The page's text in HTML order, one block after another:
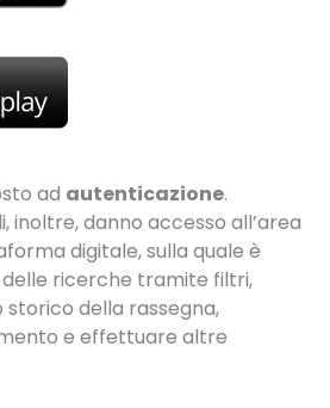
ad autenticazione.
inoltre, danno accesso all’area
digitale, sulla quale è
ricerche tramite filtri,
storico della rassegna,
e effettuare altre